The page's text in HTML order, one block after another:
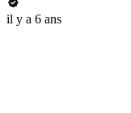
il y a 6 ans